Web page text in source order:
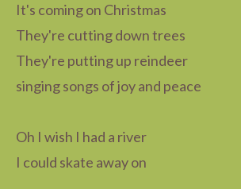
It's coming on Christmas
They're cutting down trees
They're putting up reindeer
singing songs of joy and peace
Oh I wish I had a river
I could skate away on